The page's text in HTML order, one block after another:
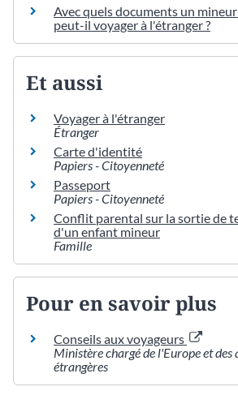
Avec quels documents un
peut-il voyager à l'étranger ?
Et aussi
Voyager à l'étranger
Étranger
Carte d'identité
Papiers - Citoyenneté
Passeport
Papiers - Citoyenneté
Conflit parental sur la sortie de
d'un enfant mineur
Famille
Pour en savoir plus
Conseils aux voyageurs
Ministère chargé de l'Europe et des
étrangères